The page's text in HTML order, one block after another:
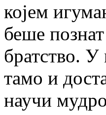
којем
беше
братство.
тамо и
научи